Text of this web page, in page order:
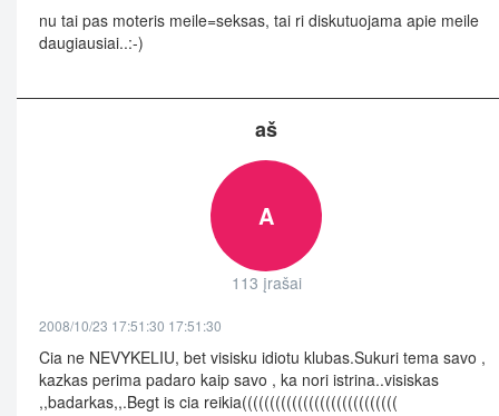
nu tai pas moteris meile=seksas, tai ri diskutuojama apie meile
daugiausiai..:-)
aš
A
113 įrašai
2008/10/23 17:51:30 17:51:30
Cia ne NEVYKELIU, bet visisku idiotu klubas.Sukuri tema savo ,
kazkas perima padaro kaip savo , ka nori istrina..visiskas
,,badarkas,,.Begt is cia reikia((((((((((((((((((((((((((((